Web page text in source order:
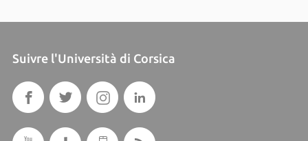
Suivre l'Università di Corsica